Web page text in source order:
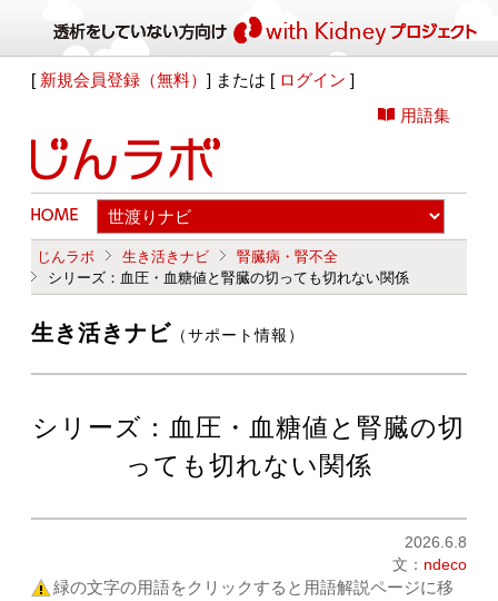
[ 新規会員登録（無料）] または [ ログイン ]
用語集
じんラボ 生き活きナビ
腎臓病・腎不全
シリーズ：血圧・血糖値と腎臓の切っても切れない関係
生き活きナビ （サポート情報）
シリーズ：血圧・血糖値と腎臓の切
っても切れない関係
2026.6.8
文： ndeco
緑の文字の用語をクリックすると用語解説ページに移